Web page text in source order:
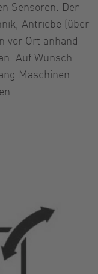
Sensoren. Der
Antriebe (über
vor Ort anhand
Auf Wunsch
Maschinen